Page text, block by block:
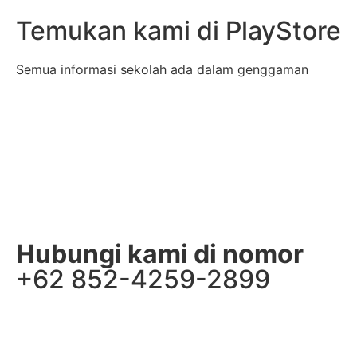
Temukan kami di PlayStore
Semua informasi sekolah ada dalam genggaman
Hubungi kami di nomor
+62 852-4259-2899